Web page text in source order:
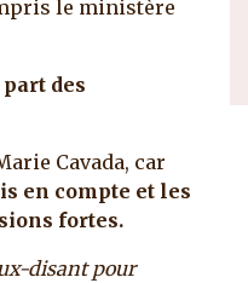
le ministère
des
Cavada, car
en compte et les
fortes.
disant pour